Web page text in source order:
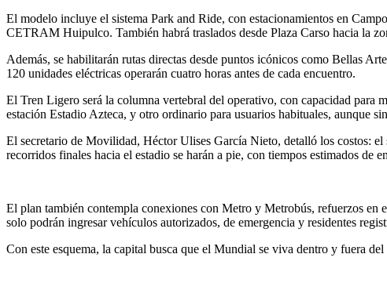
El modelo incluye el sistema Park and Ride, con estacionamientos en
CETRAM Huipulco. También habrá traslados desde Plaza Carso hacia la
Además, se habilitarán rutas directas desde puntos icónicos como Bellas
120 unidades eléctricas operarán cuatro horas antes de cada encuentro.
El Tren Ligero será la columna vertebral del operativo, con capacidad para
estación Estadio Azteca, y otro ordinario para usuarios habituales, aunque
El secretario de Movilidad, Héctor Ulises García Nieto, detalló los costos: el
recorridos finales hacia el estadio se harán a pie, con tiempos estimados de
El plan también contempla conexiones con Metro y Metrobús, refuerzos
solo podrán ingresar vehículos autorizados, de emergencia y residentes
Con este esquema, la capital busca que el Mundial se viva dentro y fuera